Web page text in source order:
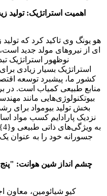
اهمیت استراتژیک:
هو یونگ وی تاکید کرد که
نوظهور استراتژیک
استراتژیک بسیار زیادی
کشور ما، پیشبرد توسعه
منابع طبیعی کمیاب است. در
بیوتکنولوژی‌هایی مانند
بخش تولید بیومواد برای
نزدیک پارادایم کسب مواد
جسورانه خود را به عنوان
چشم انداز شین هوانت: "پنج
کیو شیائومین،